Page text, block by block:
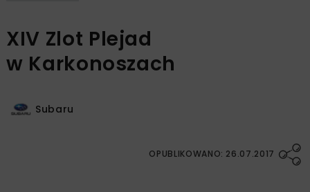
XIV Zlot Plejad
w Karkonoszach
Subaru
OPUBLIKOWANO: 26.07.2017